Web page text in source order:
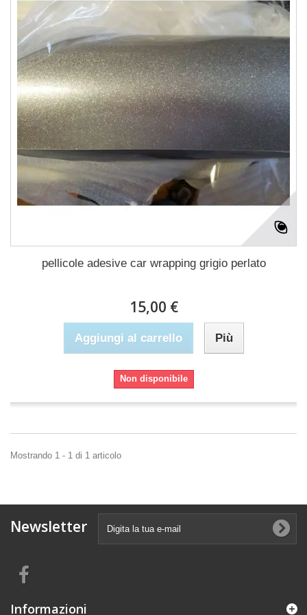
pellicole adesive car wrapping grigio perlato
15,00 €
Aggiungi al carrello Più
Non disponibile
Mostrando 1 - 1 di 1 articolo
Newsletter
Informazioni